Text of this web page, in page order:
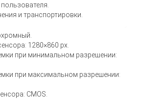
и транспортировки.
1280×860 px.
при минимальном разрешении:
при максимальном разрешении:
CMOS.